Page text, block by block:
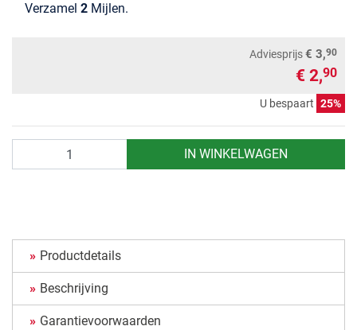
Verzamel 2 Mijlen.
Adviesprijs€ 3,90
€ 2,90
U bespaart 25%
IN WINKELWAGEN
Productdetails
Beschrijving
Garantievoorwaarden